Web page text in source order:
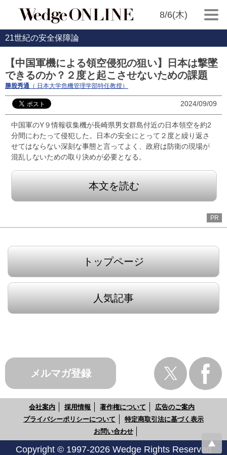
8/6(木)
21世紀の安全保障論
【中国軍機による領空侵犯の狙い】日本は撃墜
できるのか？２度と起こさせないための課題
勝股秀通 （ 日本大学危機管理学部特任教授）
2024/09/09
中国軍のY９情報収集機が長崎県男女群島付近の日本領空を約2
分間にわたって侵犯した。日本の安全にとって２度と繰り返さ
せてはならない深刻な事態と言ってよく、政府は防衛の現場が
混乱しないための取り決めが必要となる。
本文を読む
PR
トップページ
人気記事
メルマガ登録
会社案内 採用情報 著作権について
広告のご案内
プライバシーポリシーについて
特定商取引法に基づく表示
お問い合わせ
Copyright © 1997-2026 Wedge Rights Reserved